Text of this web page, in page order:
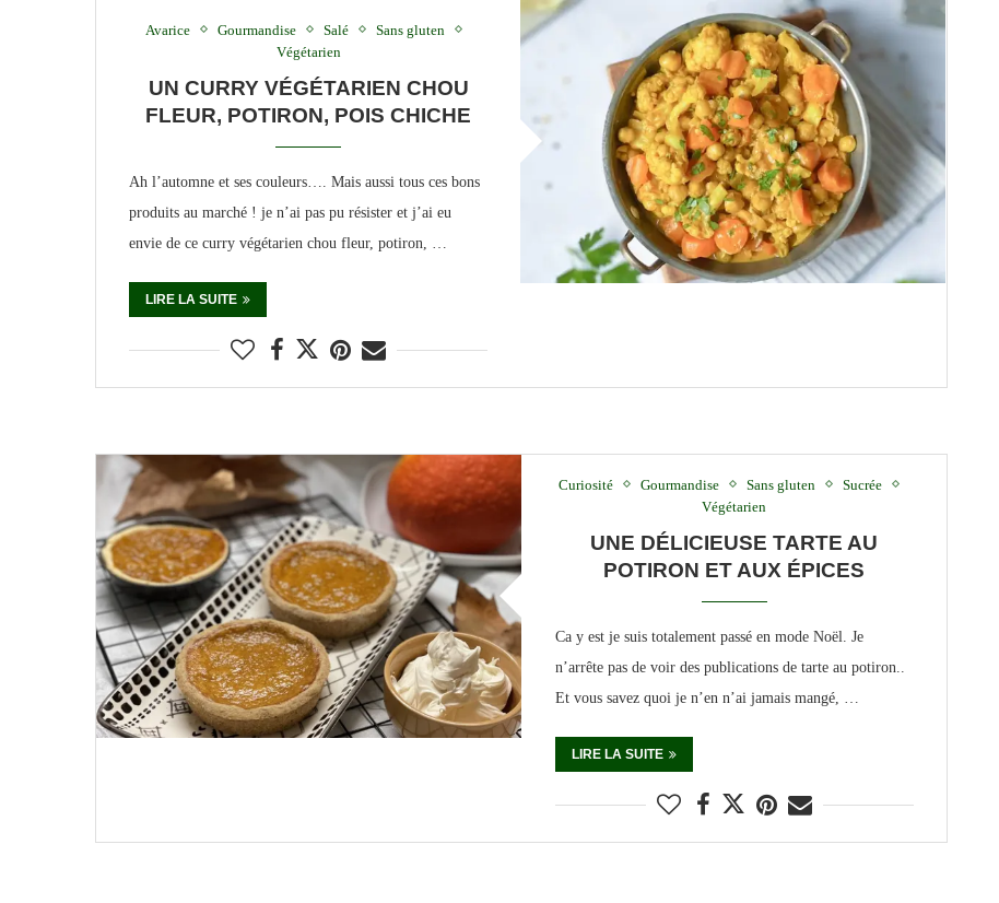
Avarice Gourmandise Salé
Sans gluten
Végétarien
UN CURRY VÉGÉTARIEN CHOU
FLEUR, POTIRON, POIS CHICHE
Ah l’automne et ses couleurs…. Mais aussi tous ces bons
produits au marché ! je n’ai pas pu résister et j’ai eu
envie de ce curry végétarien chou fleur, potiron, …
LIRE LA SUITE
Curiosité Gourmandise Sans gluten
Sucrée
Végétarien
UNE DÉLICIEUSE TARTE AU
POTIRON ET AUX ÉPICES
Ca y est je suis totalement passé en mode Noël. Je
n’arrête pas de voir des publications de tarte au potiron..
Et vous savez quoi je n’en n’ai jamais mangé, …
LIRE LA SUITE